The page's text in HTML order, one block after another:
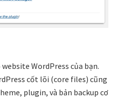
WordPress của bạn.
cốt lõi (core files) cũng
plugin, và bản backup cơ